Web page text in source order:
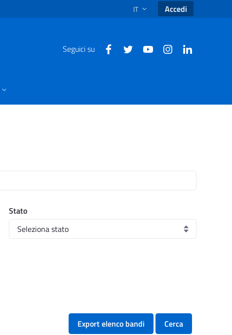
SELEZIONE LINGUA: LINGUA
IT Accedi
Seguici su
Stato
Export elenco bandi Cerca